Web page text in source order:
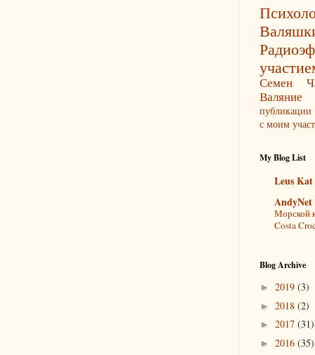
Семен
Валяние
публикации
с моим
My Blog List
Leus
AndyNet
Морской
Costa
Blog Archive
► 2019 (3)
► 2018 (2)
► 2017 (31)
► 2016 (35)